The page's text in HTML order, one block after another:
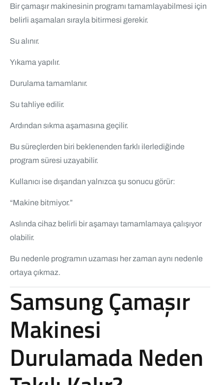
Bir çamaşır makinesinin programı tamamlayabilmesi için
belirli aşamaları sırayla bitirmesi gerekir.
Su alınır.
Yıkama yapılır.
Durulama tamamlanır.
Su tahliye edilir.
Ardından sıkma aşamasına geçilir.
Bu süreçlerden biri beklenenden farklı ilerlediğinde
program süresi uzayabilir.
Kullanıcı ise dışarıdan yalnızca şu sonucu görür:
“Makine bitmiyor.”
Aslında cihaz belirli bir aşamayı tamamlamaya çalışıyor
olabilir.
Bu nedenle programın uzaması her zaman aynı nedenle
ortaya çıkmaz.
Samsung Çamaşır
Makinesi
Durulamada Neden